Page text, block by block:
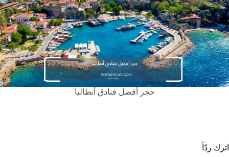
حجز أفضل فنادق أنطاليا
اترك ردّاً